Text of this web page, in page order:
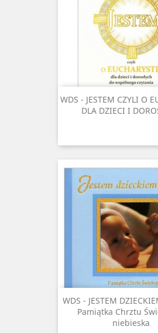
WDS - JESTEM CZYLI O
DLA DZIECI I
WDS - JESTEM
Pamiątka Chrztu
niebieska